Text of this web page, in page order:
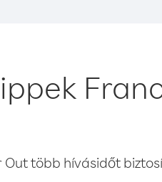
Out több hívásidőt